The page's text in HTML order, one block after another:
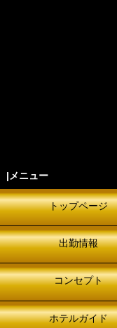
|メニュー
トップページ
出勤情報
コンセプト
ホテルガイド